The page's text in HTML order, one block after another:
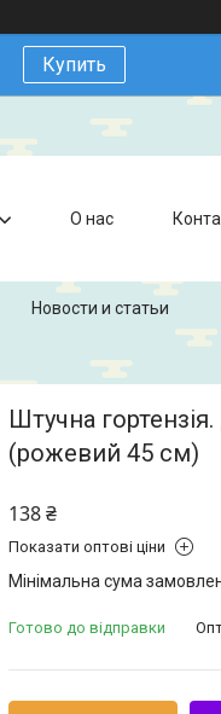
Купить
О нас
Новости и статьи
Штучна
(рожевий 45 см)
138 ₴
Показати оптові ціни
Мінімальна сума
Готово до відправки